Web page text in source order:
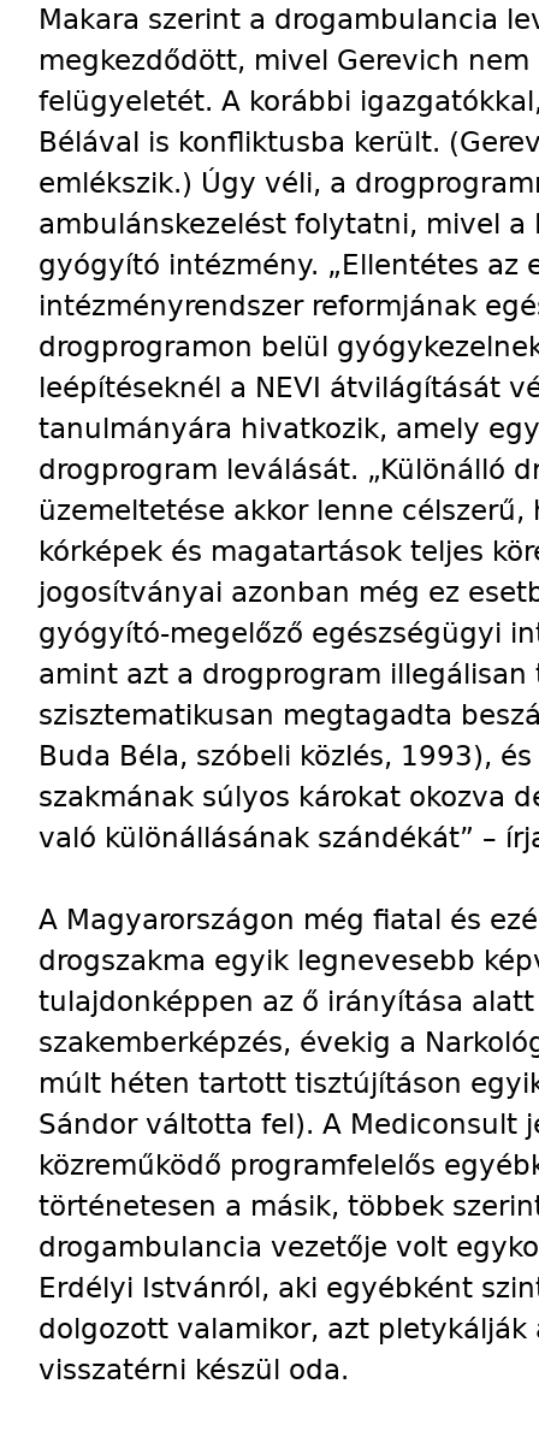
Makara szerint a drogambulancia
megkezdődött, mivel Gerevich nem
felügyeletét. A korábbi
Bélával is konfliktusba került.
emlékszik.) Úgy véli, a
ambulánskezelést folytatni, mivel a
gyógyító intézmény. „Ellentétes az
intézményrendszer reformjának
drogprogramon belül
leépítéseknél a NEVI átvilágítását
tanulmányára hivatkozik, amely
drogprogram leválását. „Különálló
üzemeltetése akkor lenne
kórképek és magatartások teljes
jogosítványai azonban még ez
gyógyító-megelőző egészségügyi
amint azt a drogprogram
szisztematikusan megtagadta
Buda Béla, szóbeli közlés, 1993),
szakmának súlyos károkat okozva
való különállásának szándékát” –
A Magyarországon még fiatal és
drogszakma egyik legnevesebb
tulajdonképpen az ő irányítása
szakemberképzés, évekig a
múlt héten tartott tisztújításon
Sándor váltotta fel). A Mediconsult
közreműködő programfelelős
történetesen a másik, többek
drogambulancia vezetője volt
Erdélyi Istvánról, aki egyébként
dolgozott valamikor, azt pletykálják
visszatérni készül oda.